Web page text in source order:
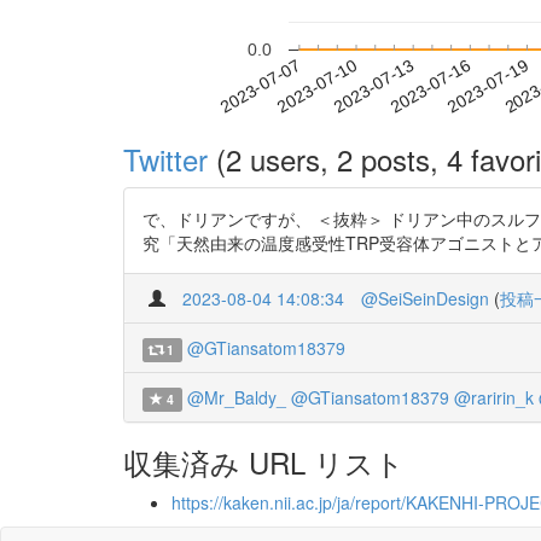
2023-07-072023-07-102023-07-132023-07-162023-07-19
0.0
Twitter (2 users, 2 posts, 4
で、ドリアンですが、 ＜抜粋＞ ドリアン中のスル
究「天然由来の温度感受性TRP受容体アゴニスト
2023-08-04 14:08:34 @SeiSeinDesign (投稿
1 @GTiansatom18379
4 @Mr_Baldy_ @GTiansatom18379 @raririn_k
収集済み URL リスト
https://kaken.nii.ac.jp/ja/report/KAKENHI-